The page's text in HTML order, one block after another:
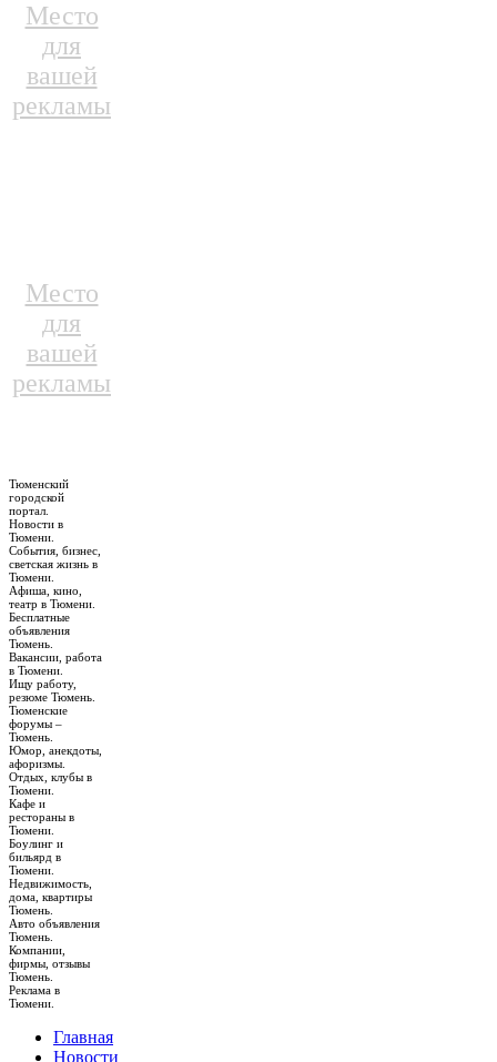
Место
для
вашей
рекламы
Место
для
вашей
рекламы
Тюменский
городской
портал.
Новости в
Тюмени.
События, бизнес,
светская жизнь в
Тюмени.
Афиша, кино,
театр в Тюмени.
Бесплатные
объявления
Тюмень.
Вакансии, работа
в Тюмени.
Ищу работу,
резюме Тюмень.
Тюменские
форумы –
Тюмень.
Юмор, анекдоты,
афоризмы.
Отдых, клубы в
Тюмени.
Кафе и
рестораны в
Тюмени.
Боулинг и
бильярд в
Тюмени.
Недвижимость,
дома, квартиры
Тюмень.
Авто объявления
Тюмень.
Компании,
фирмы, отзывы
Тюмень.
Реклама в
Тюмени.
Главная
Новости